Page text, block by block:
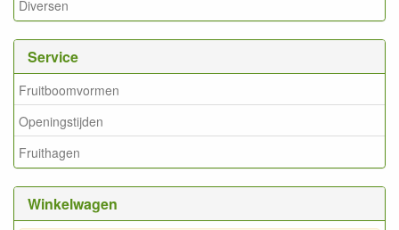
Diversen
Service
Fruitboomvormen
Openingstijden
Fruithagen
Winkelwagen